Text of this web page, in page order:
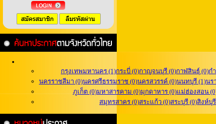
กรุงเทพมหานคร (1)กระบี่ (0)กาญจนบุรี (0)กาฬสินธุ์ (0)ก
นครราชสีมา (0)นครศรีธรรมราช (0)นครสวรรค์ (0)นนทบุรี (1)นร
ภูเก็ต (0)มหาสารคาม (0)มุกดาหาร (0)แม่ฮ่องสอน
สมุทรสาคร (0)สระแก้ว (0)สระบุรี (0)สิงห์บุ